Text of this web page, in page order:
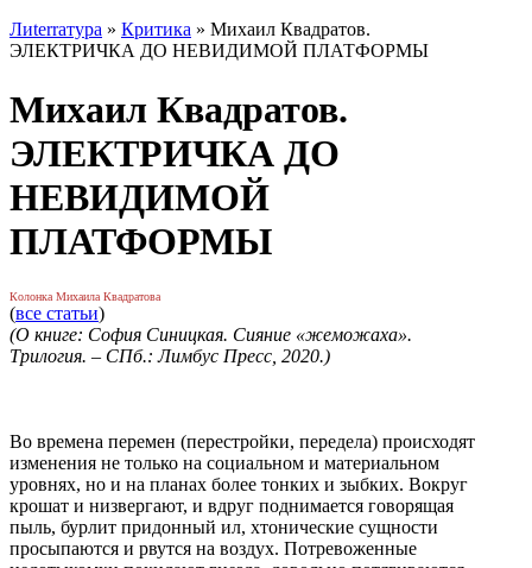
Лиterraтура » Критика » Михаил Квадратов.
ЭЛЕКТРИЧКА ДО НЕВИДИМОЙ ПЛАТФОРМЫ
Михаил Квадратов.
ЭЛЕКТРИЧКА ДО
НЕВИДИМОЙ
ПЛАТФОРМЫ
Колонка Михаила Квадратова
(все статьи)
(О книге: София Синицкая. Сияние «жеможаха».
Трилогия. – СПб.:Лимбус Пресс, 2020.)
Во времена перемен (перестройки, передела) происходят
изменения не только на социальном и материальном
уровнях, но и на планах более тонких и зыбких. Вокруг
крошат и низвергают, и вдруг поднимается говорящая
пыль, бурлит придонный ил, хтонические сущности
просыпаются и рвутся на воздух. Потревоженные